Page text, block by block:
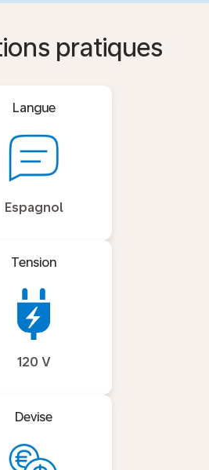
pratiques
Langue
Espagnol
Tension
120 V
Devise